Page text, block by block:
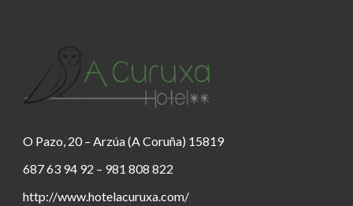
O Pazo, 20 – Arzúa (A Coruña) 15819
687 63 94 92 – 981 808 822
http://www.hotelacuruxa.com/